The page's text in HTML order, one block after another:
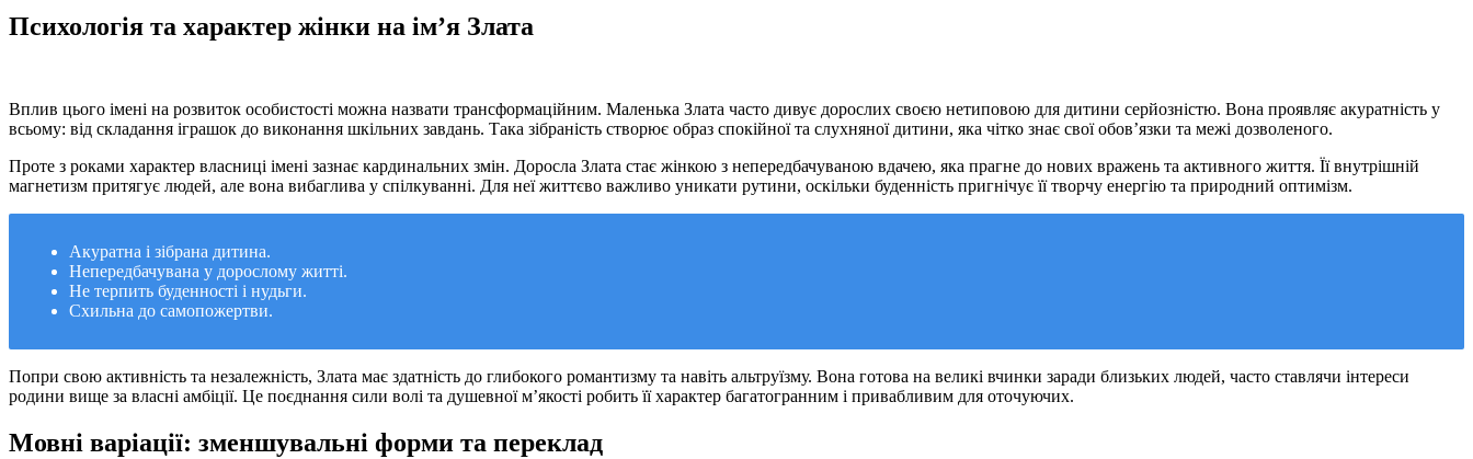
Психологія та характер жінки на ім’я Злата
Вплив цього імені на розвиток особистості можна назвати трансформаційним. Маленька Злата часто дивує дорослих своєю нетиповою для дитини серйозністю. Вона проявляє акуратність у
всьому: від складання іграшок до виконання шкільних завдань. Така зібраність створює образ спокійної та слухняної дитини, яка чітко знає свої обов’язки та межі дозволеного.
Проте з роками характер власниці імені зазнає кардинальних змін. Доросла Злата стає жінкою з непередбачуваною вдачею, яка прагне до нових вражень та активного життя. Її внутрішній
магнетизм притягує людей, але вона вибаглива у спілкуванні. Для неї життєво важливо уникати рутини, оскільки буденність пригнічує її творчу енергію та природний оптимізм.
Акуратна і зібрана дитина.
Непередбачувана у дорослому житті.
Не терпить буденності і нудьги.
Схильна до самопожертви.
Попри свою активність та незалежність, Злата має здатність до глибокого романтизму та навіть альтруїзму. Вона готова на великі вчинки заради близьких людей, часто ставлячи інтереси
родини вище за власні амбіції. Це поєднання сили волі та душевної м’якості робить її характер багатогранним і привабливим для оточуючих.
Мовні варіації: зменшувальні форми та переклад